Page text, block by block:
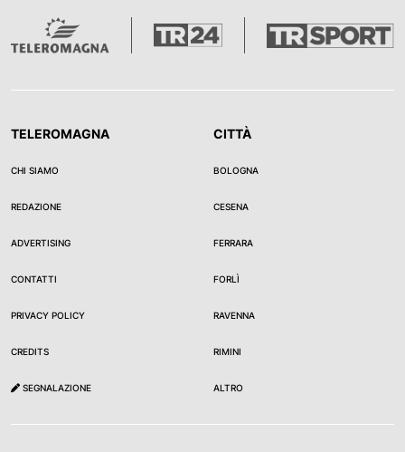
TELEROMAGNA
CHI SIAMO
REDAZIONE
ADVERTISING
CONTATTI
PRIVACY POLICY
CREDITS
SEGNALAZIONE
CITTÀ
BOLOGNA
CESENA
FERRARA
FORLÌ
RAVENNA
RIMINI
ALTRO